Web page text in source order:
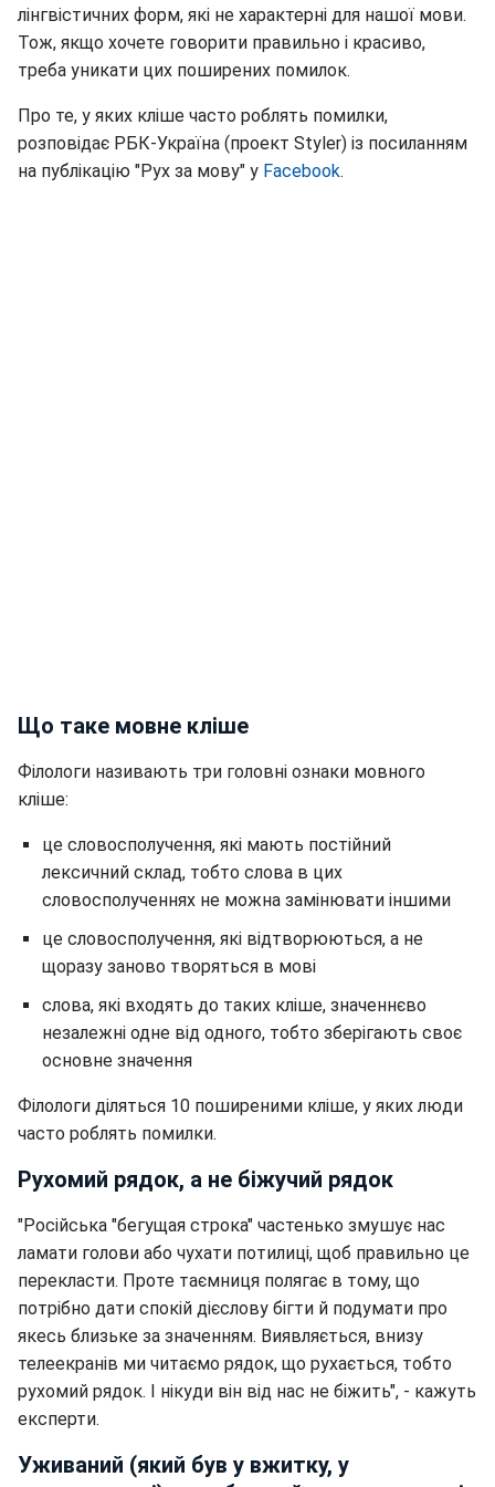
лінгвістичних форм, які не характерні для нашої мови.
Тож, якщо хочете говорити правильно і красиво,
треба уникати цих поширених помилок.
Про те, у яких кліше часто роблять помилки,
розповідає РБК-Україна (проект Styler) із посиланням
на публікацію "Рух за мову" у Facebook.
Що таке мовне кліше
Філологи називають три головні ознаки мовного
кліше:
це словосполучення, які мають постійний
лексичний склад, тобто слова в цих
словосполученнях не можна замінювати іншими
це словосполучення, які відтворюються, а не
щоразу заново творяться в мові
слова, які входять до таких кліше, значеннєво
незалежні одне від одного, тобто зберігають своє
основне значення
Філологи діляться 10 поширеними кліше, у яких люди
часто роблять помилки.
Рухомий рядок, а не біжучий рядок
"Російська "бегущая строка" частенько змушує нас
ламати голови або чухати потилиці, щоб правильно це
перекласти. Проте таємниця полягає в тому, що
потрібно дати спокій дієслову бігти й подумати про
якесь близьке за значенням. Виявляється, внизу
телеекранів ми читаємо рядок, що рухається, тобто
рухомий рядок. І нікуди він від нас не біжить", - кажуть
експерти.
Уживаний (який був у вжитку, у